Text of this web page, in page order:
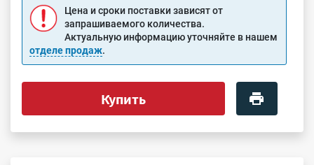
Цена и сроки поставки зависят от
запрашиваемого количества.
Актуальную информацию уточняйте в нашем
отделе продаж.
Купить